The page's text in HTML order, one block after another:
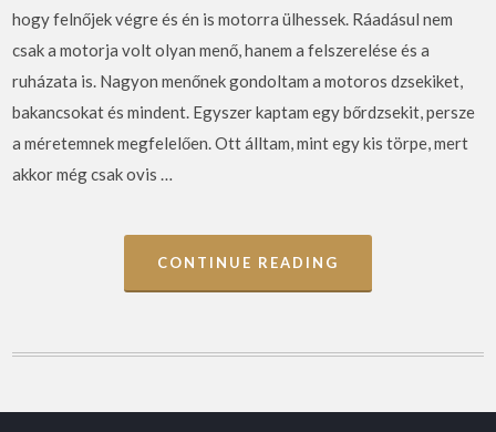
hogy felnőjek végre és én is motorra ülhessek. Ráadásul nem
csak a motorja volt olyan menő, hanem a felszerelése és a
ruházata is. Nagyon menőnek gondoltam a motoros dzsekiket,
bakancsokat és mindent. Egyszer kaptam egy bőrdzsekit, persze
a méretemnek megfelelően. Ott álltam, mint egy kis törpe, mert
akkor még csak ovis …
CONTINUE READING